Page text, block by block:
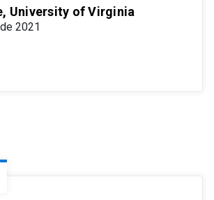
University of Virginia
2021